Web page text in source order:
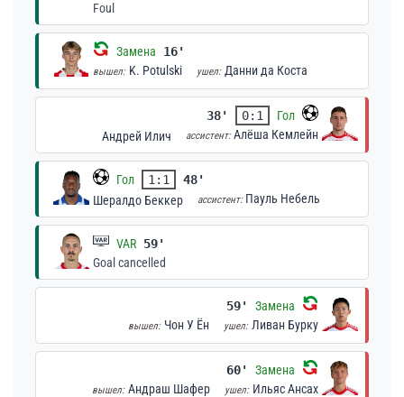
Foul
Замена 16'
вышел: K. Potulski ушел: Данни да Коста
38' 0:1
Гол
Андрей Илич
ассистент:Алёша Кемлейн
Гол 1:1
48'
Шералдо Беккер
ассистент: Пауль Небель
VAR 59'
Goal cancelled
59' Замена
вышел: Чон У Ён ушел: Ливан Бурку
60' Замена
вышел: Андраш Шафер ушел: Ильяс Ансах